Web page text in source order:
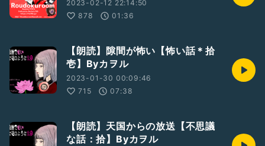
2023-02-12 22:14:50
878
01:36
【朗読】隙間が怖い【怖い話＊拾
壱】Byカヲル
2023-01-30 00:09:46
715
07:38
【朗読】天国からの放送【不思議
な話：拾】Byカヲル